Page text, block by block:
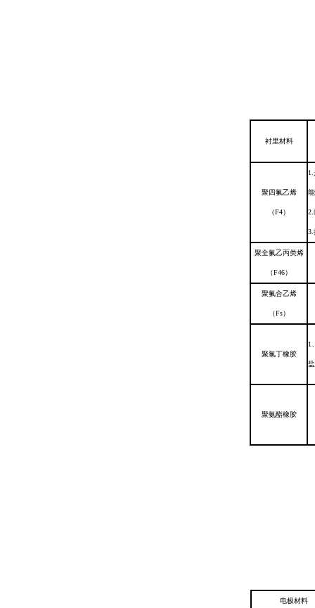
衬里材料
聚四氟乙烯
（F4）
1.
2.
3.
聚全氟乙丙类烯
（F46）
聚氟合乙烯
（Fs）
聚氯丁橡胶
1
聚氨酯橡胶
电极材料